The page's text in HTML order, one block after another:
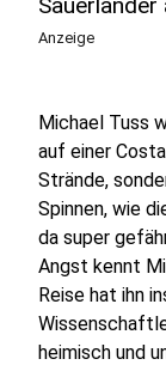
Anzeige
Michael Tuss
auf einer
Strände,
Spinnen, wie
da super
Angst kennt
Reise hat ihn
heimisch und